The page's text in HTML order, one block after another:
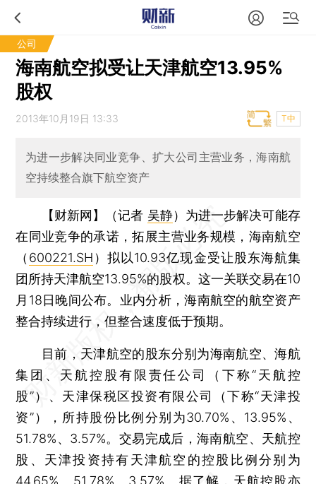
公司
海南航空拟受让天津航空13.95%
股权
2013年10月19日 13:33 T中
为进一步解决同业竞争、扩大公司主营业务，海南航
空持续整合旗下航空资产
【财新网】（记者 吴静） 为进一步解决可能存
在同业竞争的承诺，拓展主营业务规模，海南航空
（ 600221.SH ）拟以10.93亿现金受让股东海航集
团所持天津航空13.95%的股权。这一关联交易在10
月18日晚间公布。业内分析，海南航空的航空资产
整合持续进行，但整合速度低于预期。
目前，天津航空的股东分别为海南航空、海航
集团、天航控股有限责任公司（下称“天航控
股”）、天津保税区投资有限公司（下称“天津投
资”），所持股份比例分别为30.70%、13.95%、
51.78%、3.57%。交易完成后，海南航空、天航控
股、天津投资持有天津航空的控股比例分别为
44.65%、51.78%、3.57%。据了解，天航控股亦